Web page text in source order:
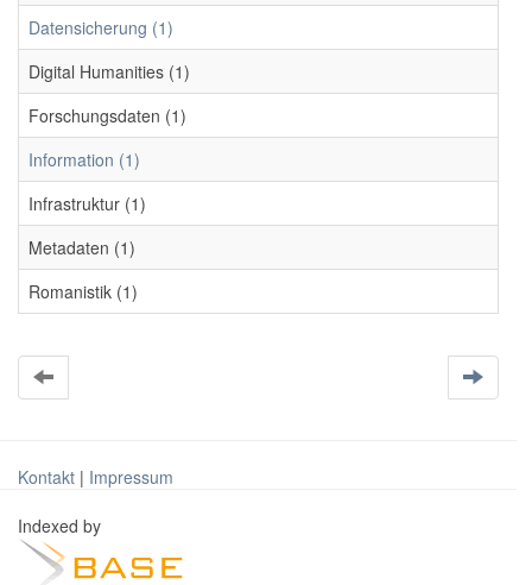
Datensicherung (1)
Digital Humanities (1)
Forschungsdaten (1)
Information (1)
Infrastruktur (1)
Metadaten (1)
Romanistik (1)
Kontakt | Impressum
Indexed by